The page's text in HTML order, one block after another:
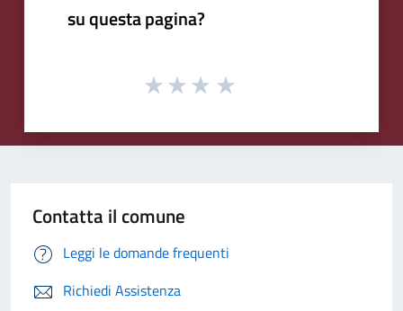
su questa pagina?
Contatta il comune
Leggi le domande frequenti
Richiedi Assistenza